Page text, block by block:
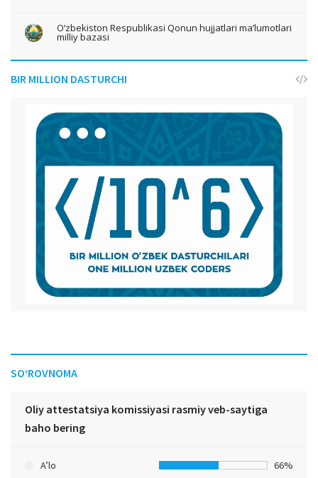
O‘zbekiston Respublikasi Qonun hujjatlari ma’lumotlari
milliy bazasi
BIR MILLION DASTURCHI
SO‘ROVNOMA
Oliy attestatsiya komissiyasi rasmiy veb-saytiga
baho bering
A’lo 66%